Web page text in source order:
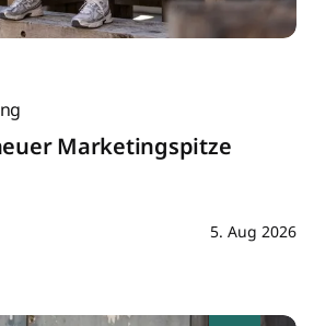
Marketingspitze
5. Aug 2026